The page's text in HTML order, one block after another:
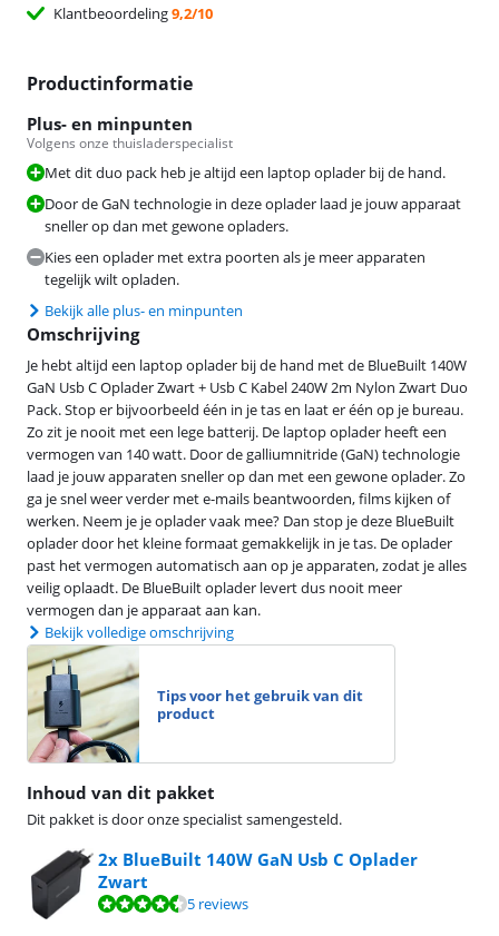
Klantbeoordeling9,2/10
Productinformatie
Inhoud van dit pakket
Dit pakket is door onze specialist samengesteld.
2x BlueBuilt 140W GaN Usb C Oplader
Zwart
Beoordeling is 9,0 van de 10, gebaseerd op 5 reviews.
5 reviews
Plus- en minpunten
Volgens onze thuisladerspecialist
Met dit duo pack heb je altijd een laptop oplader bij de hand.
Door de GaN technologie in deze oplader laad je jouw apparaat
sneller op dan met gewone opladers.
Kies een oplader met extra poorten als je meer apparaten
tegelijk wilt opladen.
Bekijk alle plus- en minpunten
Omschrijving
Je hebt altijd een laptop oplader bij de hand met de BlueBuilt 140W
GaN Usb C Oplader Zwart + Usb C Kabel 240W 2m Nylon Zwart Duo
Pack. Stop er bijvoorbeeld één in je tas en laat er één op je bureau.
Zo zit je nooit met een lege batterij. De laptop oplader heeft een
vermogen van 140 watt. Door de galliumnitride (GaN) technologie
laad je jouw apparaten sneller op dan met een gewone oplader. Zo
ga je snel weer verder met e-mails beantwoorden, films kijken of
werken. Neem je je oplader vaak mee? Dan stop je deze BlueBuilt
oplader door het kleine formaat gemakkelijk in je tas. De oplader
past het vermogen automatisch aan op je apparaten, zodat je alles
veilig oplaadt. De BlueBuilt oplader levert dus nooit meer
vermogen dan je apparaat aan kan.
Bekijk volledige omschrijving
Tips voor het gebruik van dit
product